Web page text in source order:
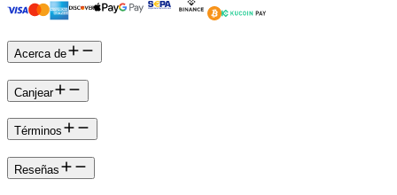
Acerca de
Canjear
Términos
Reseñas